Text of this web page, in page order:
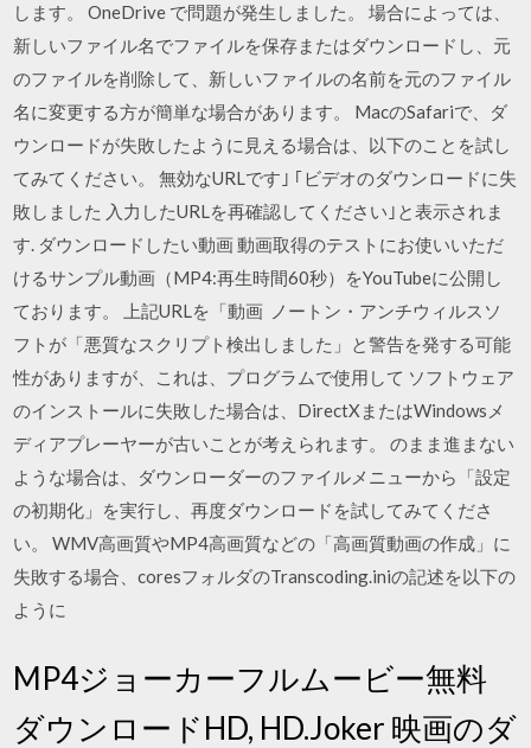
します。 OneDrive で問題が発生しました。 場合によっては、
新しいファイル名でファイルを保存またはダウンロードし、元
のファイルを削除して、新しいファイルの名前を元のファイル
名に変更する方が簡単な場合があります。 MacのSafariで、ダ
ウンロードが失敗したように見える場合は、以下のことを試し
てみてください。 無効なURLです｣ ｢ビデオのダウンロードに失
敗しました 入力したURLを再確認してください｣と表示されま
す. ダウンロードしたい動画 動画取得のテストにお使いいただ
けるサンプル動画（MP4:再生時間60秒）をYouTubeに公開し
ております。 上記URLを「動画 ノートン・アンチウィルスソ
フトが「悪質なスクリプト検出しました」と警告を発する可能
性がありますが、これは、プログラムで使用して ソフトウェア
のインストールに失敗した場合は、DirectXまたはWindowsメ
ディアプレーヤーが古いことが考えられます。 のまま進まない
ような場合は、ダウンローダーのファイルメニューから「設定
の初期化」を実行し、再度ダウンロードを試してみてくださ
い。 WMV高画質やMP4高画質などの「高画質動画の作成」に
失敗する場合、coresフォルダのTranscoding.iniの記述を以下の
ように
MP4ジョーカーフルムービー無料
ダウンロードHD, HD.Joker 映画のダ